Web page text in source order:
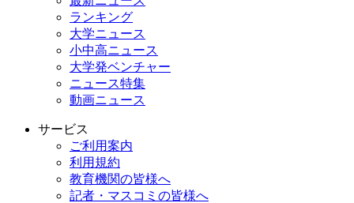
ランキング
大学ニュース
小中高ニュース
大学発ベンチャー
ニュース特集
動画ニュース
サービス
ご利用案内
利用規約
教育機関の皆様へ
記者・マスコミの皆様へ